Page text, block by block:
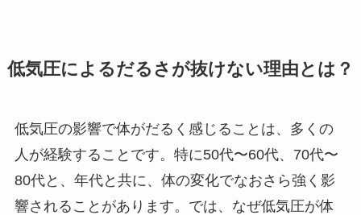
低気圧によるだるさが抜けない理由とは？
低気圧の影響で体がだるく感じることは、多くの
人が経験することです。特に50代〜60代、70代〜
80代と、年代と共に、体の変化でなおさら強く影
響されることがあります。では、なぜ低気圧が体